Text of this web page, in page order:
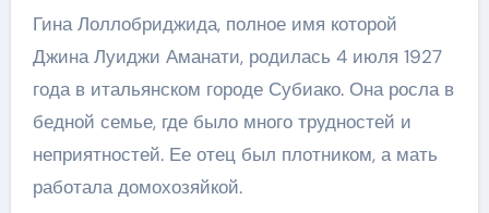
Гина Лоллобриджида, полное имя которой
Джина Луиджи Аманати, родилась 4 июля 1927
года в итальянском городе Субиако. Она росла в
бедной семье, где было много трудностей и
неприятностей. Ее отец был плотником, а мать
работала домохозяйкой.